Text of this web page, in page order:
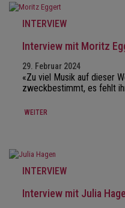
INTERVIEW
Interview mit Moritz
29. Februar 2024
«Zu viel Musik auf dieser
zweckbestimmt, es fehlt
WEITER
INTERVIEW
Interview mit Julia